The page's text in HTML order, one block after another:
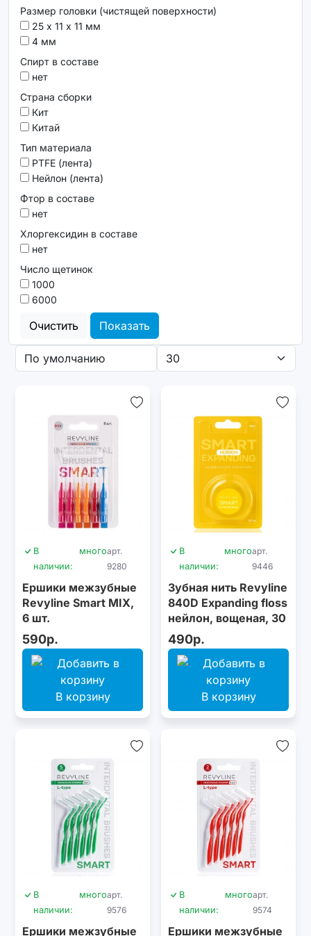
Размер головки (чистящей поверхности)
25 х 11 х 11 мм
4 мм
Спирт в составе
нет
Страна сборки
Кит
Китай
Тип материала
PTFE (лента)
Нейлон (лента)
Фтор в составе
нет
Хлоргексидин в составе
нет
Число щетинок
1000
6000
Очистить Показать
В
наличии:
многоарт.
9280
Ершики межзубные
Revyline Smart MIX,
6 шт.
590р.
В корзину
В
наличии:
многоарт.
9446
Зубная нить Revyline
840D Expanding floss
нейлон, вощеная, 30
м
490р.
В корзину
В
наличии:
многоарт.
9576
Ершики межзубные
В
наличии:
многоарт.
9574
Ершики межзубные